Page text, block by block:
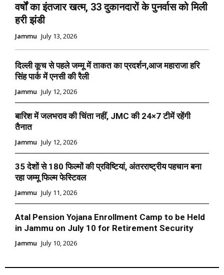
वर्षों का इंतजार खत्म, 33 दुकानदारों के पुनर्वास को मिली
हरी झंडी
Jammu July 13, 2026
दिल्ली कूच से पहले जम्मू में ताकत का प्रदर्शन,आज महाराजा हरि
सिंह पार्क में एनसी की रैली
Jammu July 12, 2026
बारिश में जलभराव की चिंता नहीं, JMC की 24×7 टीमें रहेंगी
तैनात
Jammu July 12, 2026
35 देशों से 180 फिल्मों की प्रविष्टियां, अंतरराष्ट्रीय पहचान बना
रहा जम्मू फिल्म फेस्टिवल
Jammu July 11, 2026
Atal Pension Yojana Enrollment Camp to be Held
in Jammu on July 10 for Retirement Security
Jammu July 10, 2026